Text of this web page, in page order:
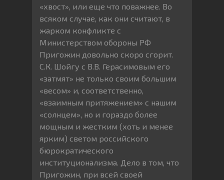
«хвост», или еще что поважнее. Во
всяком случае, как они считают, в
жарком конфликте с
Министерством обороны РФ
Пригожин довольно скоро сгорит.
С.К. Шойгу с В.В. Герасимовым его
«затмят» не только своим большим
«весом» и, соответственно,
«взаимным притяжением» с нашим
«солнцем», но и гораздо более
мощным и жестким (хоть и менее
ярким) светом российского
бюрократического
институционализма. Дело в том, что
Пригожин, при всей своей